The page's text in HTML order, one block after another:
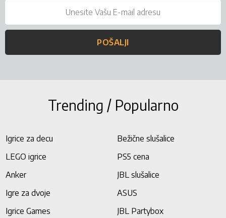
POŠALJI
Trending / Popularno
Igrice za decu
Bežične slušalice
LEGO igrice
PS5 cena
Anker
JBL slušalice
Igre za dvoje
ASUS
Igrice Games
JBL Partybox